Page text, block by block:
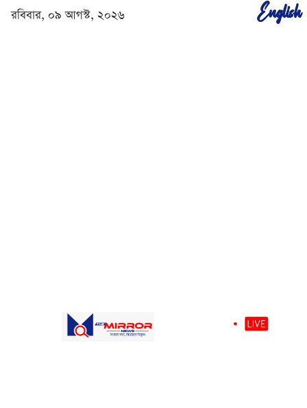
রবিবার, ০৯ আগস্ট, ২০২৬ English